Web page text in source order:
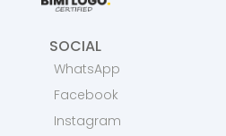
SOCIAL
WhatsApp
Facebook
Instagram